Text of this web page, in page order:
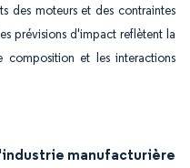
des moteurs et des contraintes
prévisions d'impact reflètent la
composition et les interactions
manufacturière